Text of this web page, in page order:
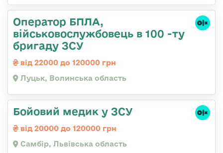
Оператор БПЛА,
військовослужбовець в 100 -ту
бригаду ЗСУ
від 22000 до 120000 грн
Луцьк, Волинська область
Бойовий медик у ЗСУ
від 20000 до 120000 грн
Самбір, Львівська область